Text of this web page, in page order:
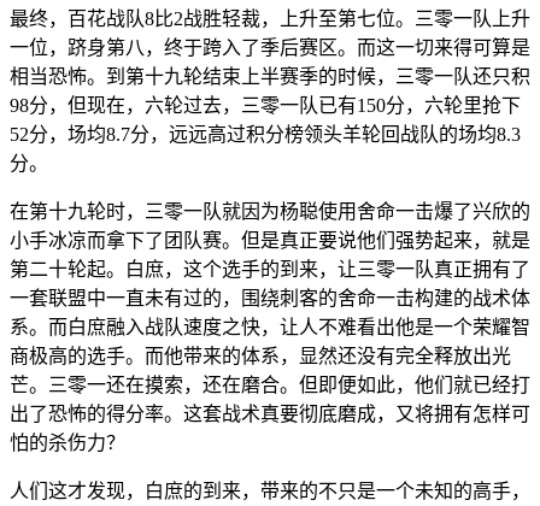
最终，百花战队8比2战胜轻裁，上升至第七位。三零一队上升
一位，跻身第八，终于跨入了季后赛区。而这一切来得可算是
相当恐怖。到第十九轮结束上半赛季的时候，三零一队还只积
98分，但现在，六轮过去，三零一队已有150分，六轮里抢下
52分，场均8.7分，远远高过积分榜领头羊轮回战队的场均8.3
分。
在第十九轮时，三零一队就因为杨聪使用舍命一击爆了兴欣的
小手冰凉而拿下了团队赛。但是真正要说他们强势起来，就是
第二十轮起。白庶，这个选手的到来，让三零一队真正拥有了
一套联盟中一直未有过的，围绕刺客的舍命一击构建的战术体
系。而白庶融入战队速度之快，让人不难看出他是一个荣耀智
商极高的选手。而他带来的体系，显然还没有完全释放出光
芒。三零一还在摸索，还在磨合。但即便如此，他们就已经打
出了恐怖的得分率。这套战术真要彻底磨成，又将拥有怎样可
怕的杀伤力？
人们这才发现，白庶的到来，带来的不只是一个未知的高手，